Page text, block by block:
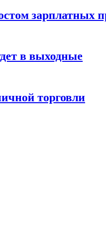
зарплатных
в выходные
торговли